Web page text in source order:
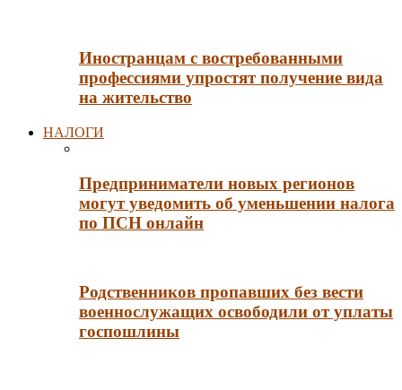
Иностранцам с востребованными
профессиями упростят получение вида
на жительство
НАЛОГИ
Предприниматели новых регионов
могут уведомить об уменьшении налога
по ПСН онлайн
Родственников пропавших без вести
военнослужащих освободили от уплаты
госпошлины